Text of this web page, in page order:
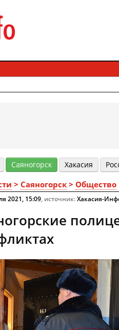
Cаяногорск Хакасия
> Cаяногорск > Общество
2021, 15:09, источник:Хакасия-